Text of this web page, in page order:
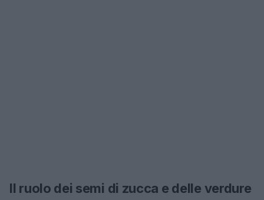
Il ruolo dei semi di zucca e delle verdure